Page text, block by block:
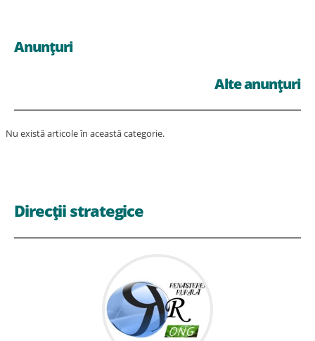
Anunțuri
Alte anunțuri
Nu există articole în această categorie.
Direcții strategice